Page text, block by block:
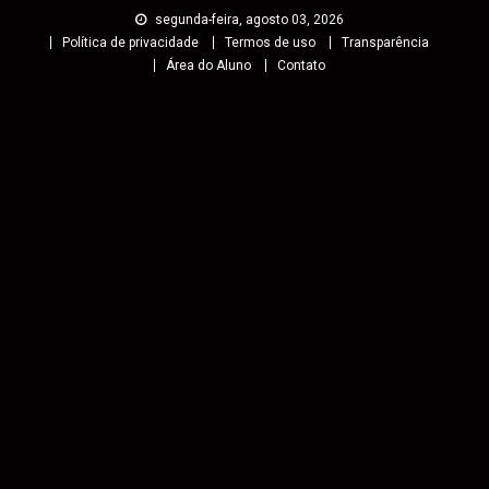
segunda-feira, agosto 03, 2026
Política de privacidade
Termos de uso
Transparência
Área do Aluno
Contato